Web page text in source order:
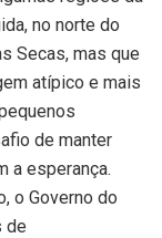
no norte do
Secas, mas que
atípico e mais
de manter
a esperança.
o Governo do
de